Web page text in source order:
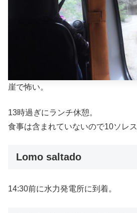
崖で怖い。
13時過ぎにランチ休憩。
食事は含まれていないので10ソレ
Lomo saltado
14:30前に水力発電所に到着。